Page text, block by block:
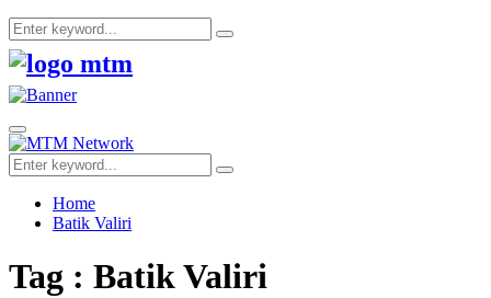
Search
for:
Search
Facebook
Twitter
Youtube
Primary
Menu
Search
for:
Search
Home
Batik Valiri
Tag : Batik Valiri